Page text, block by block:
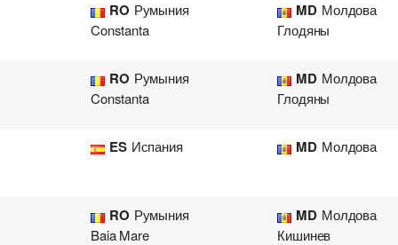
RO Румыния
Constanta
MD Молдова
Глодяны
RO Румыния
Constanta
MD Молдова
Глодяны
ES Испания MD Молдова
RO Румыния
Baia Mare
MD Молдова
Кишинев